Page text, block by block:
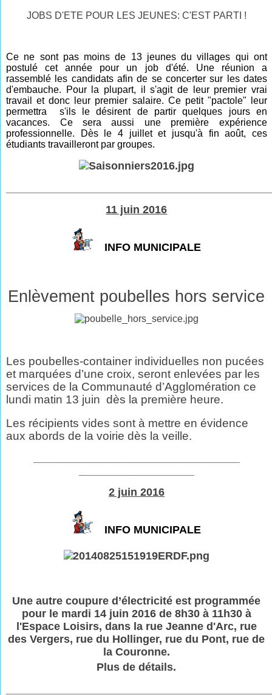
JOBS D'ETE POUR LES JEUNES: C'EST PARTI !
Ce ne sont pas moins de 13 jeunes du villages qui ont
postulé cet année pour un job d'été. Une réunion a
rassemblé les candidats afin de se concerter sur les dates
d'embauche. Pour la plupart, il s'agit de leur premier vrai
travail et donc leur premier salaire. Ce petit "pactole" leur
permettra s'ils le désirent de partir quelques jours en
vacances. Ce sera aussi une première expérience
professionnelle. Dès le 4 juillet et jusqu'à fin août, ces
étudiants travailleront par groupes.
11 juin 2016
INFO MUNICIPALE
Enlèvement poubelles hors service
Les poubelles-container individuelles non pucées
et marquées d’une croix, seront enlevées par les
services de la Communauté d’Agglomération ce
lundi matin 13 juin dès la première heure.
Les récipients vides sont à mettre en évidence
aux abords de la voirie dès la veille.
2 juin 2016
INFO MUNICIPALE
Une autre coupure d’électricité est programmée
pour le mardi 14 juin 2016 de 8h30 à 11h30 à
l'Espace Loisirs, dans la rue Jeanne d'Arc, rue
des Vergers, rue du Hollinger, rue du Pont, rue de
la Couronne.
Plus de détails.